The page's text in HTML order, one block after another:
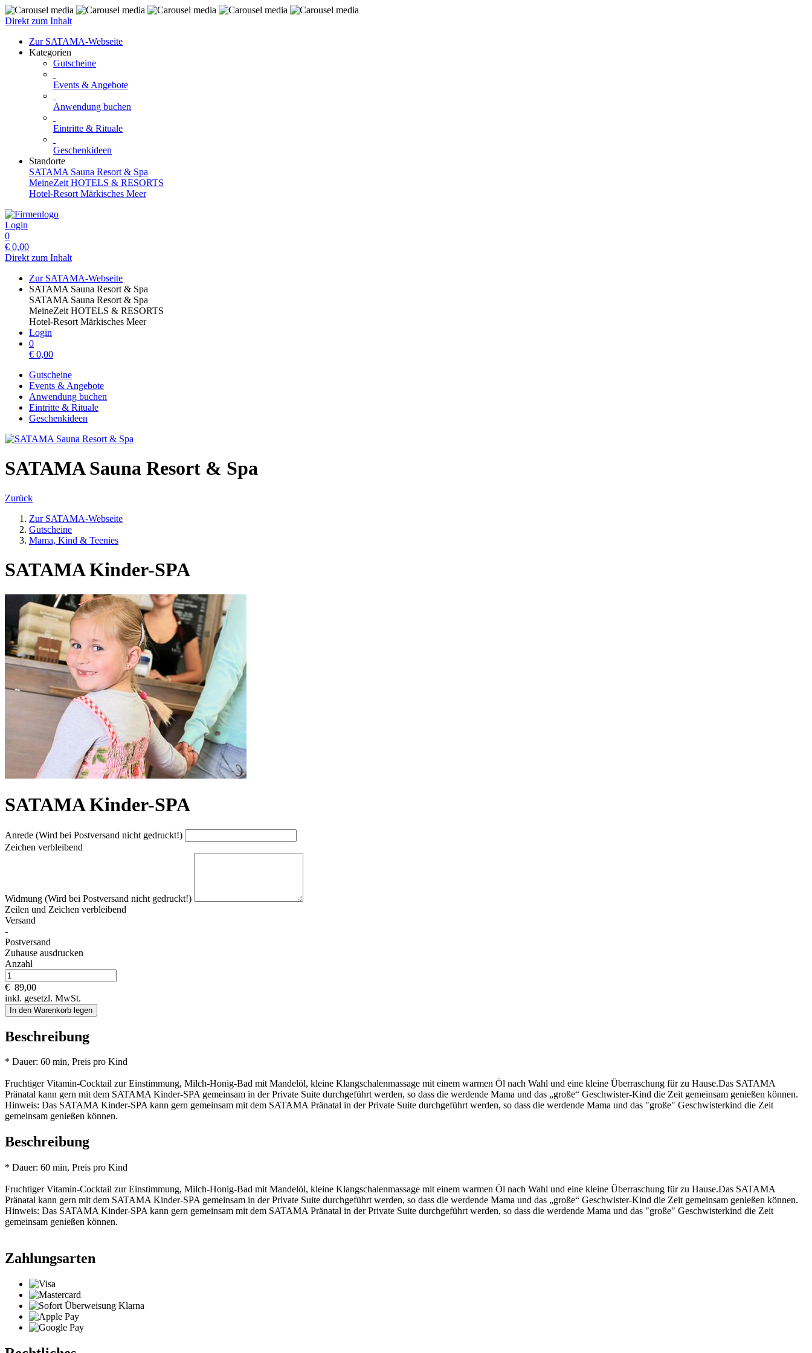
Direkt zum Inhalt
Zur SATAMA-Webseite
Kategorien
Gutscheine
Events & Angebote
Anwendung buchen
Eintritte & Rituale
Geschenkideen
Standorte
SATAMA Sauna Resort & Spa
MeineZeit HOTELS & RESORTS
Hotel-Resort Märkisches Meer
Login
0
€ 0,00
Direkt zum Inhalt
Zur SATAMA-Webseite
SATAMA Sauna Resort & Spa
SATAMA Sauna Resort & Spa
MeineZeit HOTELS & RESORTS
Hotel-Resort Märkisches Meer
Login
0
€ 0,00
Gutscheine
Events & Angebote
Anwendung buchen
Eintritte & Rituale
Geschenkideen
SATAMA Sauna Resort & Spa
Zurück
Zur SATAMA-Webseite
Gutscheine
Mama, Kind & Teenies
SATAMA Kinder-SPA
SATAMA Kinder-SPA
Anrede (Wird bei Postversand nicht gedruckt!)
Zeichen verbleibend
Widmung (Wird bei Postversand nicht gedruckt!)
Zeilen und Zeichen verbleibend
Versand
-
Postversand
Zuhause ausdrucken
Anzahl
€ 89,00
inkl. gesetzl. MwSt.
In den Warenkorb legen
Beschreibung
* Dauer: 60 min, Preis pro Kind
Fruchtiger Vitamin-Cocktail zur Einstimmung, Milch-Honig-Bad mit Mandelöl, kleine Klangschalenmassage mit einem warmen Öl nach Wahl und eine kleine Überraschung für zu Hause.Das SATAMA
Pränatal kann gern mit dem SATAMA Kinder-SPA gemeinsam in der Private Suite durchgeführt werden, so dass die werdende Mama und das „große“ Geschwister-Kind die Zeit gemeinsam genießen können.
Hinweis: Das SATAMA Kinder-SPA kann gern gemeinsam mit dem SATAMA Pränatal in der Private Suite durchgeführt werden, so dass die werdende Mama und das "große" Geschwisterkind die Zeit
gemeinsam genießen können.
Beschreibung
* Dauer: 60 min, Preis pro Kind
Fruchtiger Vitamin-Cocktail zur Einstimmung, Milch-Honig-Bad mit Mandelöl, kleine Klangschalenmassage mit einem warmen Öl nach Wahl und eine kleine Überraschung für zu Hause.Das SATAMA
Pränatal kann gern mit dem SATAMA Kinder-SPA gemeinsam in der Private Suite durchgeführt werden, so dass die werdende Mama und das „große“ Geschwister-Kind die Zeit gemeinsam genießen können.
Hinweis: Das SATAMA Kinder-SPA kann gern gemeinsam mit dem SATAMA Pränatal in der Private Suite durchgeführt werden, so dass die werdende Mama und das "große" Geschwisterkind die Zeit
gemeinsam genießen können.
Zahlungsarten